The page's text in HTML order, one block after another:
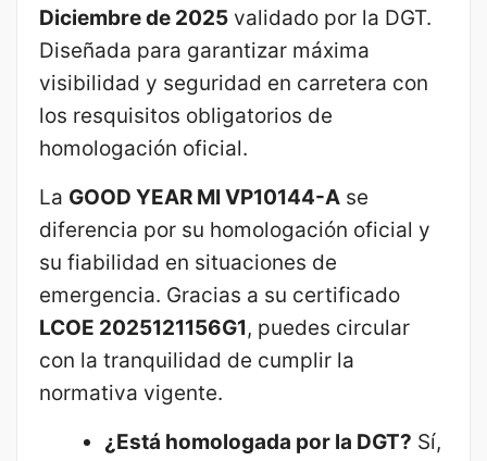
Diciembre de 2025 validado por la DGT.
Diseñada para garantizar máxima
visibilidad y seguridad en carretera con
los resquisitos obligatorios de
homologación oficial.
La GOOD YEAR MI VP10144-A se
diferencia por su homologación oficial y
su fiabilidad en situaciones de
emergencia. Gracias a su certificado
LCOE 2025121156G1, puedes circular
con la tranquilidad de cumplir la
normativa vigente.
¿Está homologada por la DGT? Sí,